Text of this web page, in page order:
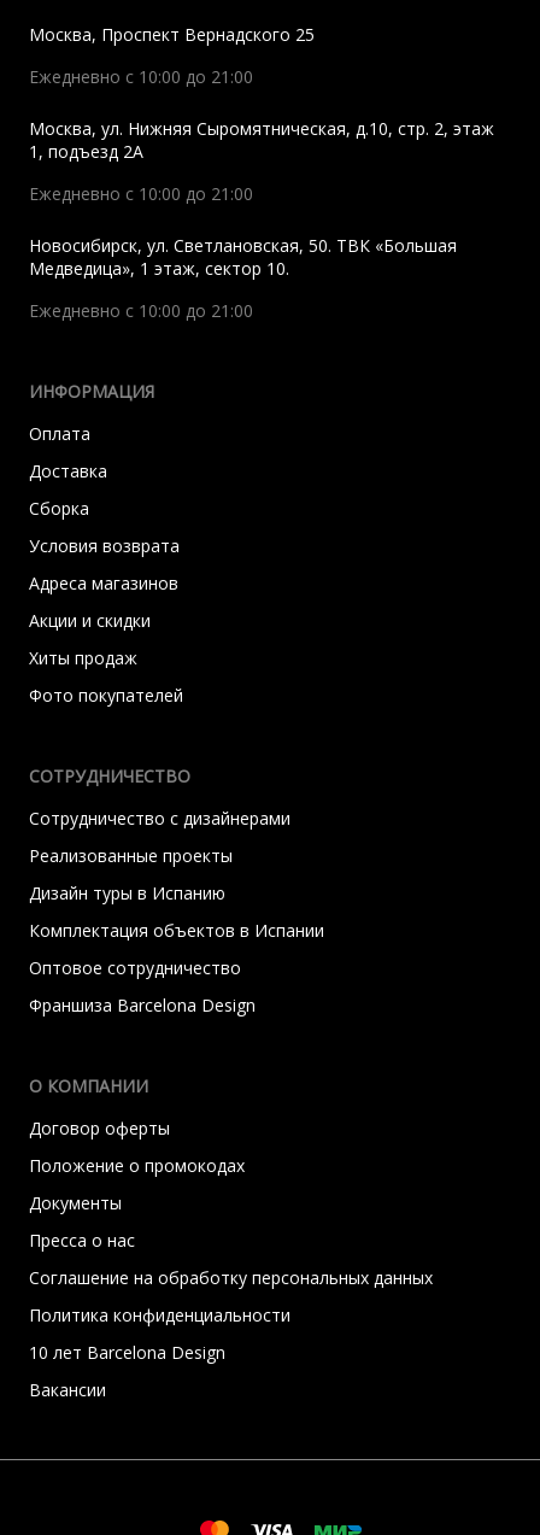
Москва, Проспект Вернадского 25
Ежедневно с 10:00 до 21:00
Москва, ул. Нижняя Сыромятническая, д.10, стр. 2, этаж
1, подъезд 2A
Ежедневно с 10:00 до 21:00
Новосибирск, ул. Светлановская, 50. ТВК «Большая
Медведица», 1 этаж, сектор 10.
Ежедневно с 10:00 до 21:00
ИНФОРМАЦИЯ
Оплата
Доставка
Сборка
Условия возврата
Адреса магазинов
Акции и скидки
Хиты продаж
Фото покупателей
СОТРУДНИЧЕСТВО
Сотрудничество с дизайнерами
Реализованные проекты
Дизайн туры в Испанию
Комплектация объектов в Испании
Оптовое сотрудничество
Франшиза Barcelona Design
О КОМПАНИИ
Договор оферты
Положение о промокодах
Документы
Пресса о нас
Соглашение на обработку персональных данных
Политика конфиденциальности
10 лет Barcelona Design
Вакансии